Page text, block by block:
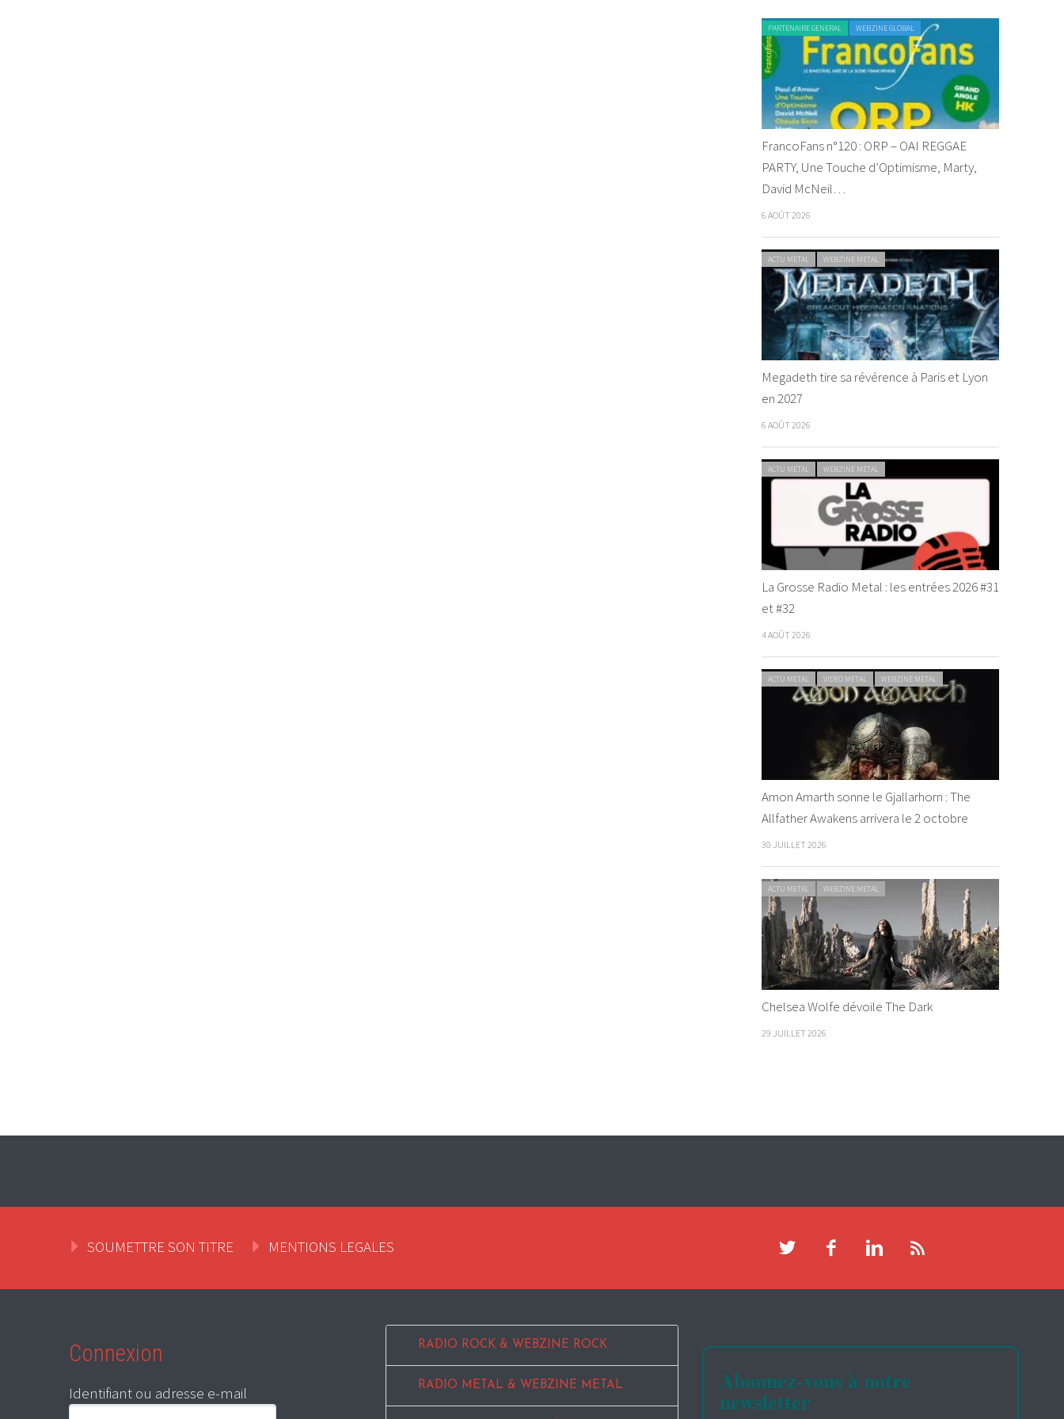
PARTENAIRE GENERAL WEBZINE GLOBAL
FrancoFans n°120 : ORP – OAI REGGAE
PARTY, Une Touche d’Optimisme, Marty,
David McNeil…
6 AOÛT 2026
ACTU METAL WEBZINE METAL
Megadeth tire sa révérence à Paris et Lyon
en 2027
6 AOÛT 2026
ACTU METAL WEBZINE METAL
La Grosse Radio Metal : les entrées 2026 #31
et #32
4 AOÛT 2026
ACTU METAL VIDEO METAL WEBZINE METAL
Amon Amarth sonne le Gjallarhorn : The
Allfather Awakens arrivera le 2 octobre
30 JUILLET 2026
ACTU METAL WEBZINE METAL
Chelsea Wolfe dévoile The Dark
29 JUILLET 2026
SOUMETTRE SON TITRE MENTIONS LEGALES
Connexion
Identifiant ou adresse e-mail
RADIO ROCK & WEBZINE ROCK
RADIO METAL & WEBZINE METAL Abonnez-vous à notre
newsletter